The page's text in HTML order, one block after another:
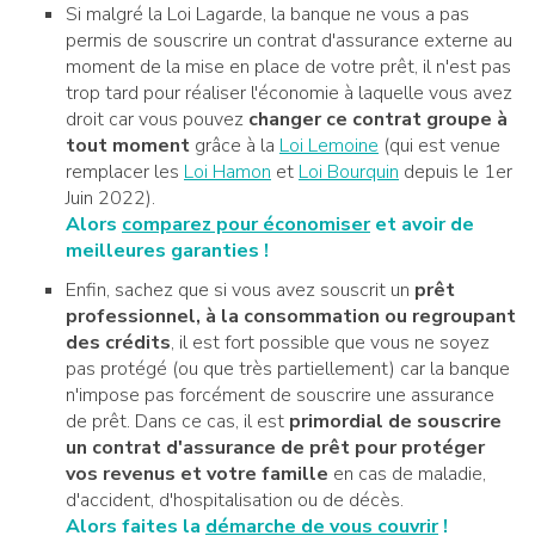
Si malgré la Loi Lagarde, la banque ne vous a pas
permis de souscrire un contrat d'assurance externe au
moment de la mise en place de votre prêt, il n'est pas
trop tard pour réaliser l'économie à laquelle vous avez
droit car vous pouvez changer ce contrat groupe à
tout moment grâce à la Loi Lemoine (qui est venue
remplacer les Loi Hamon et Loi Bourquin depuis le 1er
Juin 2022).
Alors comparez pour économiseret avoir de
meilleures garanties !
Enfin, sachez que si vous avez souscrit un prêt
professionnel, à la consommation ou regroupant
des crédits, il est fort possible que vous ne soyez
pas protégé (ou que très partiellement) car la banque
n'impose pas forcément de souscrire une assurance
de prêt. Dans ce cas, il est primordial de souscrire
un contrat d'assurance de prêt pour protéger
vos revenus et votre famille en cas de maladie,
d'accident, d'hospitalisation ou de décès.
Alors faites la démarche de vous couvrir!